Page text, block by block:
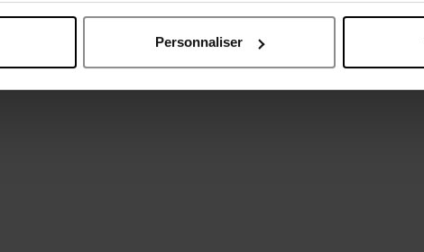
Personnaliser